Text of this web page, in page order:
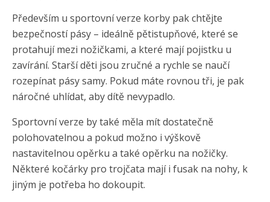
Především u sportovní verze korby pak chtějte
bezpečností pásy – ideálně pětistupňové, které se
protahují mezi nožičkami, a které mají pojistku u
zavírání. Starší děti jsou zručné a rychle se naučí
rozepínat pásy samy. Pokud máte rovnou tři, je pak
náročné uhlídat, aby dítě nevypadlo.
Sportovní verze by také měla mít dostatečně
polohovatelnou a pokud možno i výškově
nastavitelnou opěrku a také opěrku na nožičky.
Některé kočárky pro trojčata mají i fusak na nohy, k
jiným je potřeba ho dokoupit.